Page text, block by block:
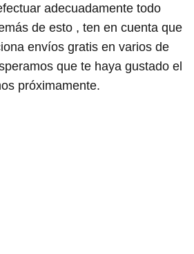
adecuadamente todo
de esto , ten en cuenta que
envíos gratis en varios de
que te haya gustado el
próximamente.